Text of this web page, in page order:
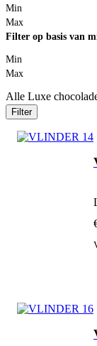
Min
Max
Filter op basis van
Min
Max
Alle Luxe
Filter